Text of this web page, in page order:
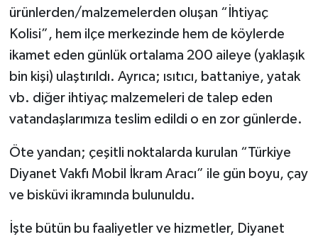
ürünlerden/malzemelerden oluşan “İhtiyaç
Kolisi”, hem ilçe merkezinde hem de köylerde
ikamet eden günlük ortalama 200 aileye (yaklaşık
bin kişi) ulaştırıldı. Ayrıca; ısıtıcı, battaniye, yatak
vb. diğer ihtiyaç malzemeleri de talep eden
vatandaşlarımıza teslim edildi o en zor günlerde.
Öte yandan; çeşitli noktalarda kurulan “Türkiye
Diyanet Vakfı Mobil İkram Aracı” ile gün boyu, çay
ve bisküvi ikramında bulunuldu.
İşte bütün bu faaliyetler ve hizmetler, Diyanet